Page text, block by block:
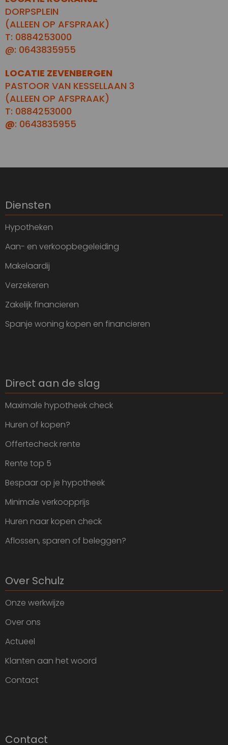
DORPSPLEIN
(ALLEEN OP AFSPRAAK)
T: 0884253000
@: 0643835955
LOCATIE ZEVENBERGEN
PASTOOR VAN KESSELLAAN 3
(ALLEEN OP AFSPRAAK)
T: 0884253000
@: 0643835955
Diensten
Hypotheken
Aan- en verkoopbegeleiding
Makelaardij
Verzekeren
Zakelijk financieren
Spanje woning kopen en financieren
Direct aan de slag
Maximale hypotheek check
Huren of kopen?
Offertecheck rente
Rente top 5
Bespaar op je hypotheek
Minimale verkoopprijs
Huren naar kopen check
Aflossen, sparen of beleggen?
Over Schulz
Onze werkwijze
Over ons
Actueel
Klanten aan het woord
Contact
Contact